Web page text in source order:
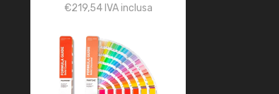
€219,54IVA inclusa